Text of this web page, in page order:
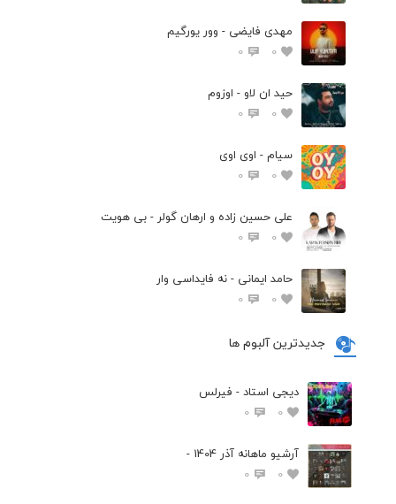
مهدی فایضی - وور یورگیم
0
0
حید ان لاو - اوزوم
0
0
سیام - اوی اوی
0
0
علی حسین زاده و ارهان گولر - بی هویت
0
0
حامد ایمانی - نه فایداسی وار
0
0
جدیدترین آلبوم ها
دیجی استاد - فیرلس
0
0
آرشیو ماهانه آذر 1404 -
0
0